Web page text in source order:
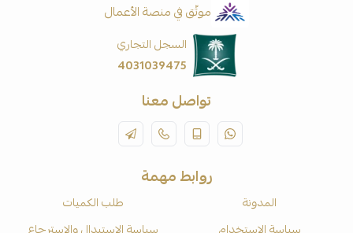
موثّق في منصة الأعمال
السجل التجاري
4031039475
تواصل معنا
روابط مهمة
المدونة
طلب الكميات